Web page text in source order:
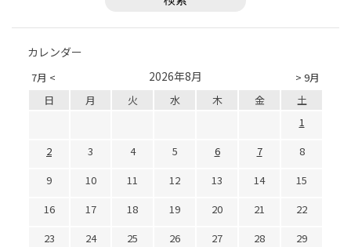
カレンダー
7月 < > 9月
2026年8月
日 月 火 水 木 金
土
1
2
3 4 5 6 7
8
9
10 11 12 13 14
15
16
17 18 19 20 21
22
23
24 25 26 27 28
29